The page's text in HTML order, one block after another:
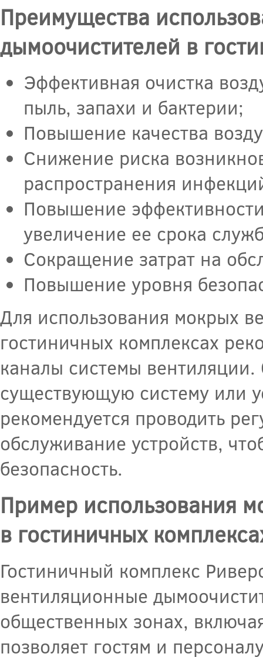
Преимущества
дымоочистителей в
Эффективная очистка
пыль, запахи и бактерии;
Повышение качества
Снижение риска
распространения
Повышение
увеличение ее срока
Сокращение затрат на
Повышение уровня
Для использования мокрых
гостиничных комплексах
каналы системы
существующую систему или
рекомендуется проводить
обслуживание устройств,
безопасность.
Пример использования
в гостиничных
Гостиничный комплекс
вентиляционные
общественных зонах,
позволяет гостям и